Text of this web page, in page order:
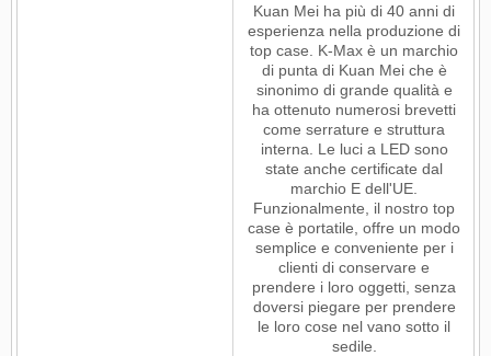
Kuan Mei ha più di 40 anni di
esperienza nella produzione di
top case. K-Max è un marchio
di punta di Kuan Mei che è
sinonimo di grande qualità e
ha ottenuto numerosi brevetti
come serrature e struttura
interna. Le luci a LED sono
state anche certificate dal
marchio E dell'UE.
Funzionalmente, il nostro top
case è portatile, offre un modo
semplice e conveniente per i
clienti di conservare e
prendere i loro oggetti, senza
doversi piegare per prendere
le loro cose nel vano sotto il
sedile.